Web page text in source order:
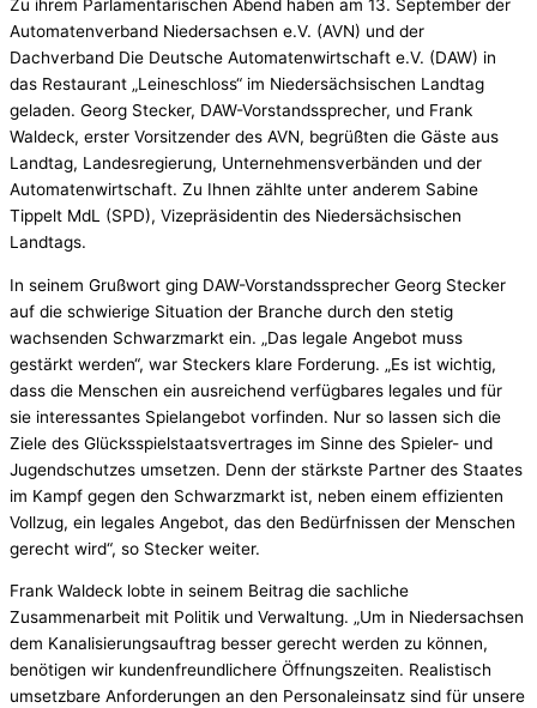
Zu ihrem Parlamentarischen Abend haben am 13. September der
Automatenverband Niedersachsen e.V. (AVN) und der
Dachverband Die Deutsche Automatenwirtschaft e.V. (DAW) in
das Restaurant „Leineschloss“ im Niedersächsischen Landtag
geladen. Georg Stecker, DAW-Vorstandssprecher, und Frank
Waldeck, erster Vorsitzender des AVN, begrüßten die Gäste aus
Landtag, Landesregierung, Unternehmensverbänden und der
Automatenwirtschaft. Zu Ihnen zählte unter anderem Sabine
Tippelt MdL (SPD), Vizepräsidentin des Niedersächsischen
Landtags.
In seinem Grußwort ging DAW-Vorstandssprecher Georg Stecker
auf die schwierige Situation der Branche durch den stetig
wachsenden Schwarzmarkt ein. „Das legale Angebot muss
gestärkt werden“, war Steckers klare Forderung. „Es ist wichtig,
dass die Menschen ein ausreichend verfügbares legales und für
sie interessantes Spielangebot vorfinden. Nur so lassen sich die
Ziele des Glücksspielstaatsvertrages im Sinne des Spieler- und
Jugendschutzes umsetzen. Denn der stärkste Partner des Staates
im Kampf gegen den Schwarzmarkt ist, neben einem effizienten
Vollzug, ein legales Angebot, das den Bedürfnissen der Menschen
gerecht wird“, so Stecker weiter.
Frank Waldeck lobte in seinem Beitrag die sachliche
Zusammenarbeit mit Politik und Verwaltung. „Um in Niedersachsen
dem Kanalisierungsauftrag besser gerecht werden zu können,
benötigen wir kundenfreundlichere Öffnungszeiten. Realistisch
umsetzbare Anforderungen an den Personaleinsatz sind für unsere